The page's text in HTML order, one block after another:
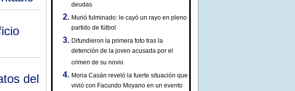
del
deudas
Murió fulminado: le cayó un rayo en pleno
partido de fútbol
Difundieron la primera foto tras la
detención de la joven acusada por el
crimen de su novio
Moria Casán reveló la fuerte situación que
vivió con Facundo Moyano en un evento